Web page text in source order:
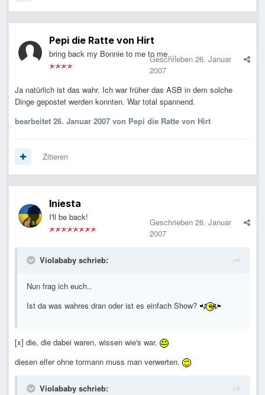
Pepi die Ratte von Hirt
bring back my Bonnie to me to me ...
Geschrieben 26. Januar
2007
Ja natürlich ist das wahr. Ich war früher das ASB in dem solche
Dinge gepostet werden konnten. War total spannend.
bearbeitet 26. Januar 2007 von Pepi die Ratte von Hirt
Zitieren
Iniesta
I'll be back! Geschrieben 26. Januar
2007
Violababy schrieb:
Nun frag ich euch..
Ist da was wahres dran oder ist es einfach Show?
[x] die, die dabei waren, wissen wie's war.
diesen elfer ohne tormann muss man verwerten.
Violababy schrieb: